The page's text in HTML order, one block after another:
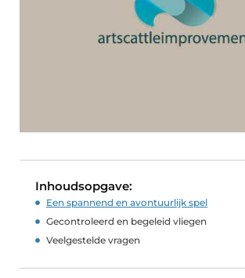
Inhoudsopgave:
Een spannend en avontuurlijk spel
Gecontroleerd en begeleid vliegen
Veelgestelde vragen